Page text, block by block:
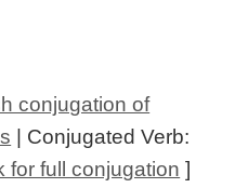
conjugation of
| Conjugated Verb:
for full conjugation ]